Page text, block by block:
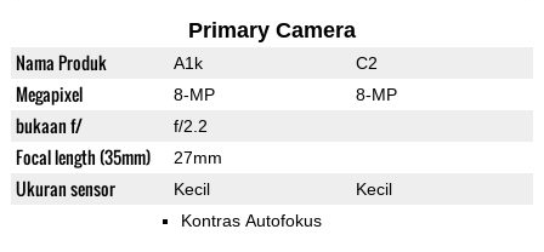
Primary Camera
Nama Produk A1k C2
Megapixel 8-MP 8-MP
bukaan f/ f/2.2
Focal length (35mm) 27mm
Ukuran sensor Kecil Kecil
Kontras Autofokus